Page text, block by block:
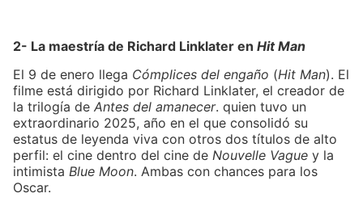
2- La maestría de Richard Linklater en Hit Man
El 9 de enero llega Cómplices del engaño (Hit Man). El
filme está dirigido por Richard Linklater, el creador de
la trilogía de Antes del amanecer. quien tuvo un
extraordinario 2025, año en el que consolidó su
estatus de leyenda viva con otros dos títulos de alto
perfil: el cine dentro del cine de Nouvelle Vague y la
intimista Blue Moon. Ambas con chances para los
Oscar.